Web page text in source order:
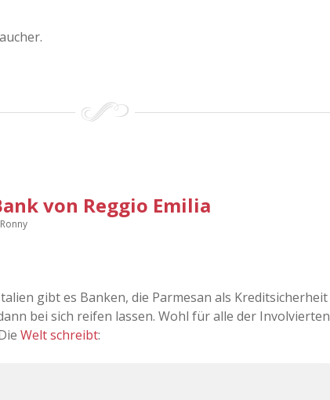
von Reggio Emilia
Ronny
gibt es Banken, die Parmesan als Kreditsicherheit
bei sich reifen lassen. Wohl für alle der Involvierten
Welt schreibt: